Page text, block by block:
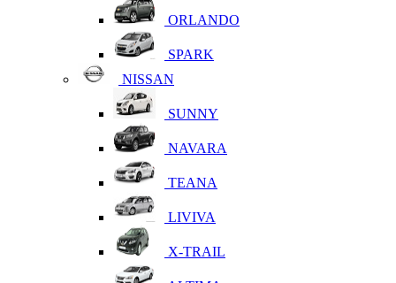
ORLANDO
SPARK
NISSAN
SUNNY
NAVARA
TEANA
LIVIVA
X-TRAIL